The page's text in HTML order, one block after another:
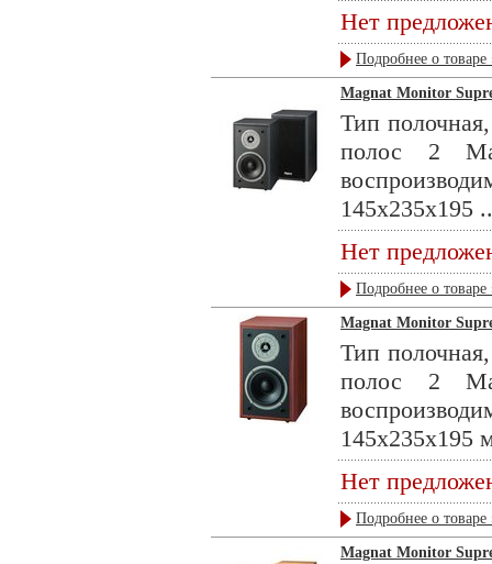
Нет
Подробнее о товаре
Magnat Monitor
Тип
полос 2
145x235x195
Нет
Подробнее о товаре
Magnat Monitor
Тип
полос 2
145x235x195
Нет
Подробнее о товаре
Magnat Monitor